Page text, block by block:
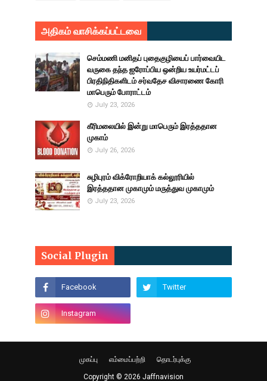
அதிகம் வாசிக்கப்பட்டவை
செம்மணி மனிதப் புதைகுழியைப் பார்வையிட
வருகை தந்த ஐரோப்பிய ஒன்றிய உயர்மட்டப்
பிரதிநிதிகளிடம் சர்வதேச விசாரணை கோரி
மாபெரும் போராட்டம்
July 23, 2026
கீரிமலையில் இன்று மாபெரும் இரத்ததான
முகாம்
July 26, 2026
சுழிபுரம் விக்ரோறியாக் கல்லூரியில்
இரத்ததான முகாமும் மருத்துவ முகாமும்
July 23, 2026
Social Plugin
முகப்பு எம்மைப்பற்றி தொடர்புக்கு
Copyright © 2026 Jaffnavision